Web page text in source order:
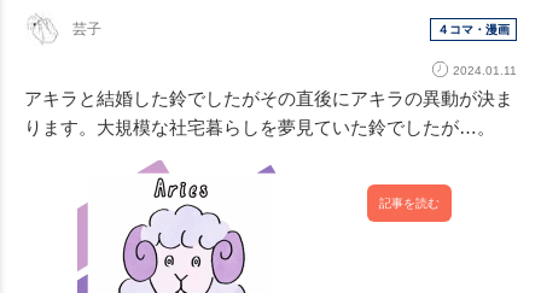
芸子 ４コマ・漫画
2024.01.11
アキラと結婚した鈴でしたがその直後にアキラの異動が決ま
ります。大規模な社宅暮らしを夢見ていた鈴でしたが…。
記事を読む